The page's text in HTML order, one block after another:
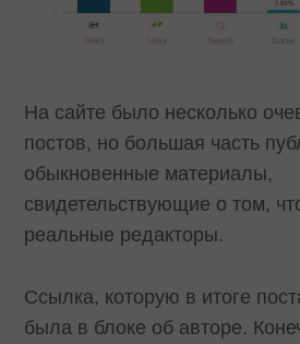
На сайте было несколько
постов, но большая часть
обыкновенные материалы,
свидетельствующие о том,
реальные редакторы.
Ссылка, которую в итоге
была в блоке об авторе.